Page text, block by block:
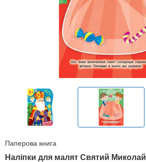
Паперова книга
Наліпки для малят Святий Миколай